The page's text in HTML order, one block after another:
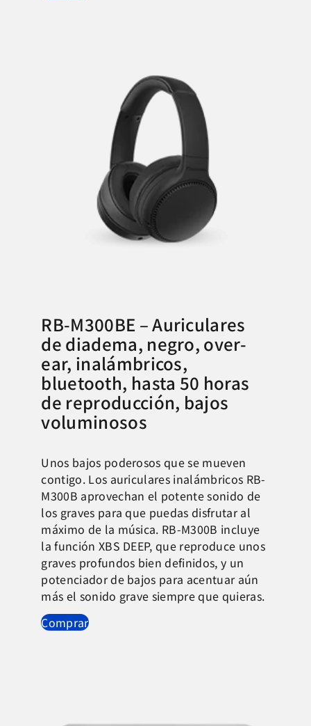
RB-M300BE – Auriculares
de diadema, negro, over-
ear, inalámbricos,
bluetooth, hasta 50 horas
de reproducción, bajos
voluminosos
Unos bajos poderosos que se mueven
contigo. Los auriculares inalámbricos RB-
M300B aprovechan el potente sonido de
los graves para que puedas disfrutar al
máximo de la música. RB-M300B incluye
la función XBS DEEP, que reproduce unos
graves profundos bien definidos, y un
potenciador de bajos para acentuar aún
más el sonido grave siempre que quieras.
Comprar